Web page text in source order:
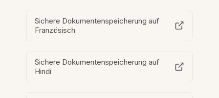
Sichere Dokumentenspeicherung auf
Französisch
Sichere Dokumentenspeicherung auf
Hindi